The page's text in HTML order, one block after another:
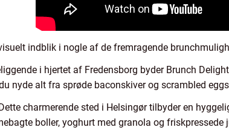
indblik i nogle af de fremragende
i hjertet af Fredensborg byder Brunch
nyde alt fra sprøde baconskiver og scrambled
charmerende sted i Helsingør tilbyder en
boller, yoghurt med granola og friskpressede